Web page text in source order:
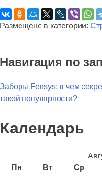
Размещено в категории:
Навигация по
Заборы Fensys: в чем
такой популярности?
Календарь
Пн
Вт Ср